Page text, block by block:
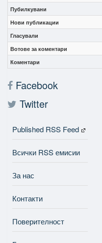
Пубилкувани
Нови публикации
Гласували
Вотове за коментари
Коментари
Facebook
Twitter
Published RSS Feed
Всички RSS емисии
За нас
Контакти
Поверителност